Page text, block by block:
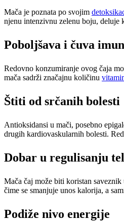
Mača je poznata po svojim
njenu intenzivnu zelenu boju,
Poboljšava i čuva
Redovno konzumiranje ovog čaja
mača sadrži značajnu količinu
Štiti od srčanih bolesti
Antioksidansi u mači, posebno
drugih kardiovaskularnih bolesti.
Dobar u regulisanju
Mača čaj može biti koristan
čime se smanjuje unos kalorija, a
Podiže nivo energije